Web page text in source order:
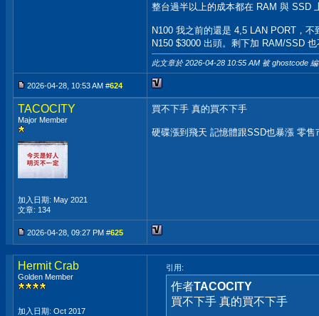
整台過半以上的成本都在 RAM 與 SSD
N100 我之前的還是 4,5 LAN PORT，不
N150 $3000 出頭。剩下加 RAM/SSD
此文章於 2026-04-28 10:55 AM 被 ghostcode
2026-04-28, 10:53 AM #624
TACOCITY
Major Member
加入日期: May 2021
文章: 134
買不下手 真的買不下手
硬碟漲到飛天 記憶體跟SSD也暴漲 零
2026-04-28, 09:27 PM #625
Hermit Crab
Golden Member
加入日期: Oct 2017
引用:
作者TACOCITY
買不下手 真的買不下手